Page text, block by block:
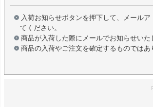
入荷お知らせボタンを押下して、メールア
てください。
商品が入荷した際にメールでお知らせいた
商品の入荷やご注文を確定するものではあ